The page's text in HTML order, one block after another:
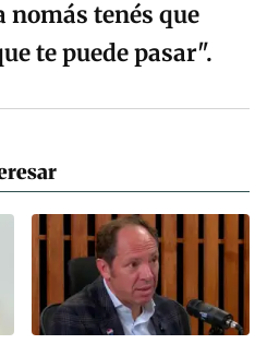
nomás tenés que
te puede pasar".